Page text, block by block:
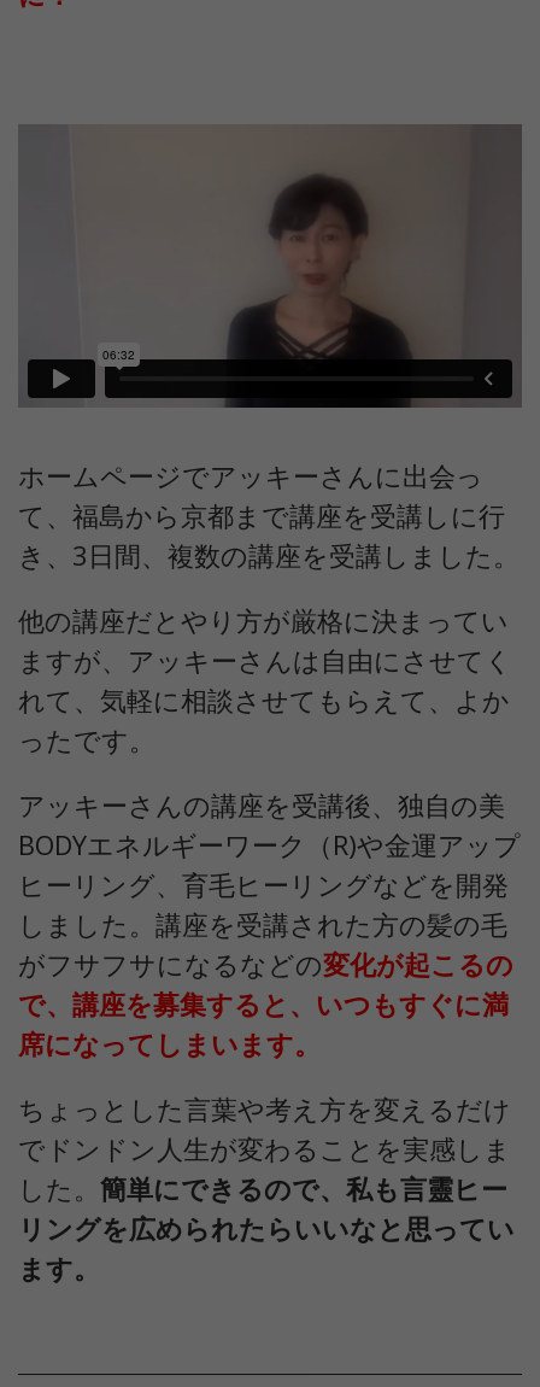
ホームページでアッキーさんに出会っ
て、福島から京都まで講座を受講しに行
き、3日間、複数の講座を受講しました。
他の講座だとやり方が厳格に決まってい
ますが、アッキーさんは自由にさせてく
れて、気軽に相談させてもらえて、よか
ったです。
アッキーさんの講座を受講後、独自の美
BODYエネルギーワーク（R)や金運アップ
ヒーリング、育毛ヒーリングなどを開発
しました。講座を受講された方の髪の毛
がフサフサになるなどの変化が起こるの
で、講座を募集すると、いつもすぐに満
席になってしまいます。
ちょっとした言葉や考え方を変えるだけ
でドンドン人生が変わることを実感しま
した。 簡単にできるので、私も言靈ヒー
リングを広められたらいいなと思ってい
ます。